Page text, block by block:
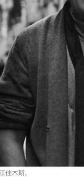
木斯。